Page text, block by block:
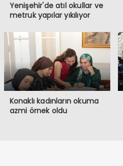
Yenişehir'de atıl okullar ve
metruk yapılar yıkılıyor
Konaklı kadınların okuma
azmi örnek oldu